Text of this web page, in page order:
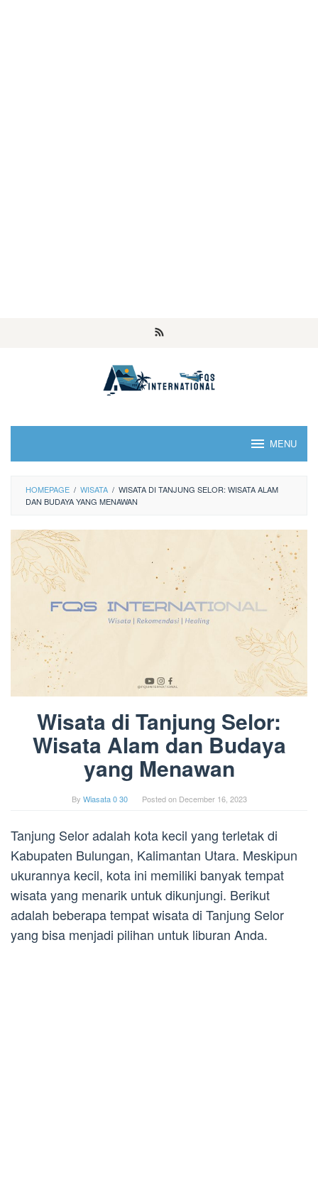
MENU
HOMEPAGE / WISATA / WISATA DI TANJUNG SELOR: WISATA ALAM
DAN BUDAYA YANG MENAWAN
Wisata di Tanjung Selor:
Wisata Alam dan Budaya
yang Menawan
By Wiasata 0 30 Posted on December 16, 2023
Tanjung Selor adalah kota kecil yang terletak di
Kabupaten Bulungan, Kalimantan Utara. Meskipun
ukurannya kecil, kota ini memiliki banyak tempat
wisata yang menarik untuk dikunjungi. Berikut
adalah beberapa tempat wisata di Tanjung Selor
yang bisa menjadi pilihan untuk liburan Anda.